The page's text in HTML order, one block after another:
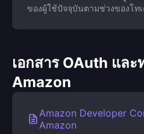
ของผู้ใช้ปัจจุบันตามช่วงของโท
เอกสาร OAuth แล
Amazon
Amazon Developer
Amazon